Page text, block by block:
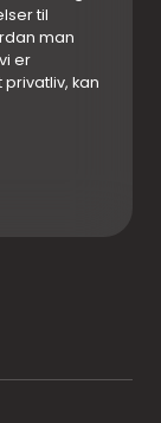
til
man
er
kan